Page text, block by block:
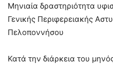
Μηνιαία δραστηριότητα
Γενικής Περιφερειακής
Πελοποννήσου
Κατά την διάρκεια του